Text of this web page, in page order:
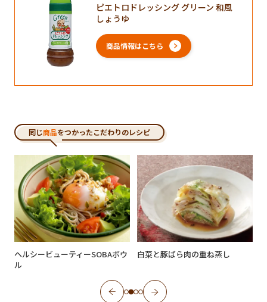
ピエトロドレッシング グリーン 和風
しょうゆ
商品情報はこちら
同じ商品をつかったこだわりのレシピ
ヘルシービューティーSOBAボウ
ル
白菜と豚ばら肉の重ね蒸し